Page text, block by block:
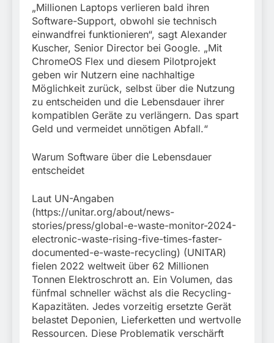
„Millionen Laptops verlieren bald ihren
Software-Support, obwohl sie technisch
einwandfrei funktionieren“, sagt Alexander
Kuscher, Senior Director bei Google. „Mit
ChromeOS Flex und diesem Pilotprojekt
geben wir Nutzern eine nachhaltige
Möglichkeit zurück, selbst über die Nutzung
zu entscheiden und die Lebensdauer ihrer
kompatiblen Geräte zu verlängern. Das spart
Geld und vermeidet unnötigen Abfall.“
Warum Software über die Lebensdauer
entscheidet
Laut UN-Angaben
(https://unitar.org/about/news-
stories/press/global-e-waste-monitor-2024-
electronic-waste-rising-five-times-faster-
documented-e-waste-recycling) (UNITAR)
fielen 2022 weltweit über 62 Millionen
Tonnen Elektroschrott an. Ein Volumen, das
fünfmal schneller wächst als die Recycling-
Kapazitäten. Jedes vorzeitig ersetzte Gerät
belastet Deponien, Lieferketten und wertvolle
Ressourcen. Diese Problematik verschärft